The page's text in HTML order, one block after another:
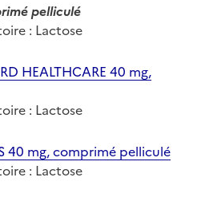
pelliculé
: Lactose
HEALTHCARE 40 mg,
: Lactose
40 mg, comprimé pelliculé
: Lactose